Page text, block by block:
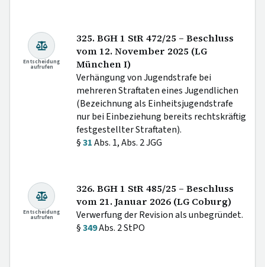
Entscheidung
aufrufen
325. BGH 1 StR 472/25 – Beschluss
vom 12. November 2025 (LG
München I)
Verhängung von Jugendstrafe bei
mehreren Straftaten eines Jugendlichen
(Bezeichnung als Einheitsjugendstrafe
nur bei Einbeziehung bereits rechtskräftig
festgestellter Straftaten).
§31Abs. 1, Abs. 2 JGG
Entscheidung
aufrufen
326. BGH 1 StR 485/25 – Beschluss
vom 21. Januar 2026 (LG Coburg)
Verwerfung der Revision als unbegründet.
§349Abs. 2 StPO